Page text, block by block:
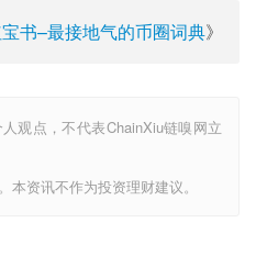
书–最接地气的币圈词典》
观点，不代表ChainXiu链嗅网立
资讯不作为投资理财建议。